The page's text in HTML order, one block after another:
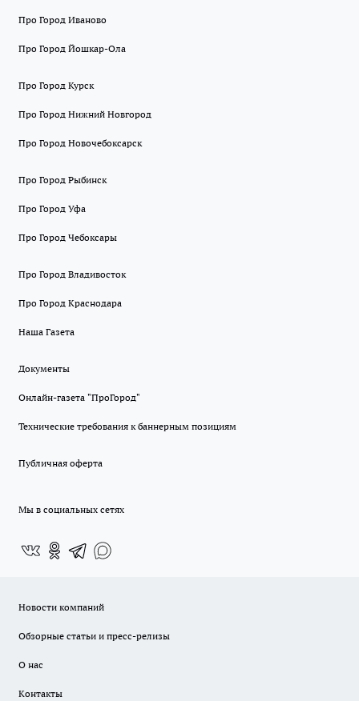
Про Город Иваново
Про Город Йошкар-Ола
Про Город Курск
Про Город Нижний Новгород
Про Город Новочебоксарск
Про Город Рыбинск
Про Город Уфа
Про Город Чебоксары
Про Город Владивосток
Про Город Краснодара
Наша Газета
Документы
Онлайн-газета "ПроГород"
Технические требования к баннерным позициям
Публичная оферта
Мы в социальных сетях
Новости компаний
Обзорные статьи и пресс-релизы
О нас
Контакты